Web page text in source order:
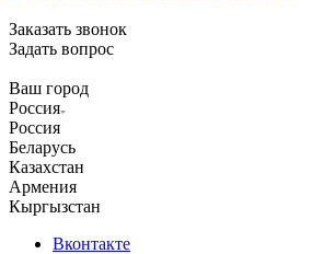
Заказать звонок
Задать вопрос
Ваш город
Россия
Россия
Беларусь
Казахстан
Армения
Кыргызстан
Вконтакте